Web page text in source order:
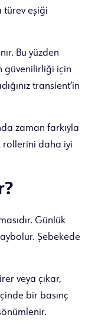
türev eşiği
Bu yüzden
güvenilirliği için
transient’in
zaman farkıyla
rollerini daha iyi
Günlük
Şebekede
veya çıkar,
bir basınç